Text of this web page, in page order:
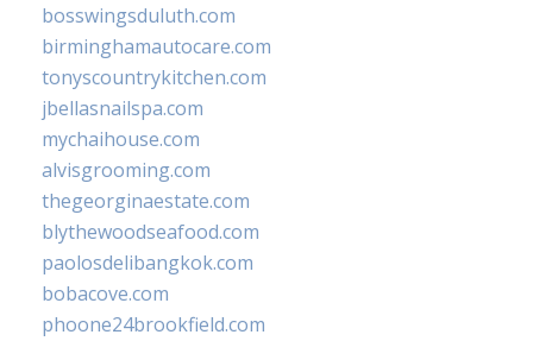
bosswingsduluth.com
birminghamautocare.com
tonyscountrykitchen.com
jbellasnailspa.com
mychaihouse.com
alvisgrooming.com
thegeorginaestate.com
blythewoodseafood.com
paolosdelibangkok.com
bobacove.com
phoone24brookfield.com